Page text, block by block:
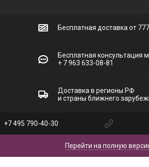
Бесплатная доставка от
Бесплатная консультация
+ 7 963 633-08-81
Доставка в регионы РФ
и страны ближнего
+7 495 790-40-30
Перейти на полную